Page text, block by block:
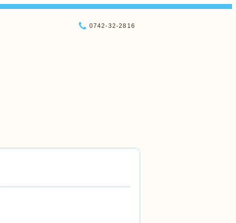
0742-32-2816